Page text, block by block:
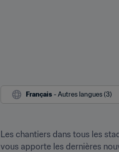
Français - Autres langues (3)
Les chantiers dans tous les
vous apporte les dernières